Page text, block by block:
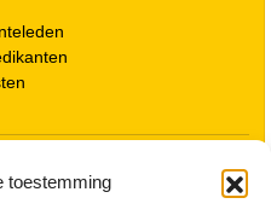
toestemming